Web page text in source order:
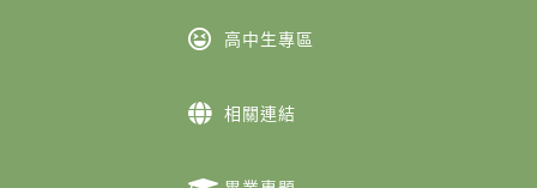
高中生專區
相關連結